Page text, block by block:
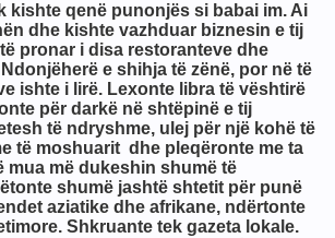
kishte qenë punonjës si babai im. Ai
dhe kishte vazhduar biznesin e tij
pronar i disa restoranteve dhe
e shihja të zënë, por në të
ishte i lirë. Lexonte libra të vështirë
për darkë në shtëpinë e tij
të ndryshme, ulej për një kohë të
të moshuarit dhe pleqëronte me ta
mua më dukeshin shumë të
shumë jashtë shtetit për punë
aziatike dhe afrikane, ndërtonte
Shkruante tek gazeta lokale.